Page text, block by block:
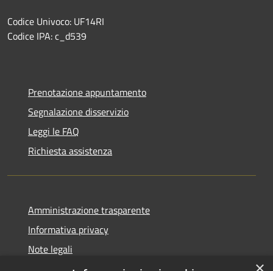
Codice Univoco: UF14RI
Codice IPA: c_d539
Prenotazione appuntamento
Segnalazione disservizio
Leggi le FAQ
Richiesta assistenza
Amministrazione trasparente
Informativa privacy
Note legali